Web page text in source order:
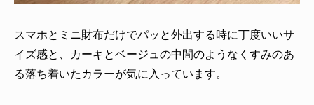
スマホとミニ財布だけでパッと外出する時に丁度いいサ
イズ感と、カーキとベージュの中間のようなくすみのあ
る落ち着いたカラーが気に入っています。